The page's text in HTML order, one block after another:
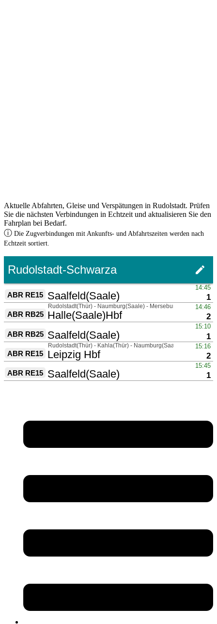
Aktuelle Abfahrten, Gleise und Verspätungen in Rudolstadt. Prüfen
Sie die nächsten Verbindungen in Echtzeit und aktualisieren Sie den
Fahrplan bei Bedarf.
ⓘ Die Zugverbindungen mit Ankunfts- und Abfahrtszeiten werden nach
Echtzeit sortiert.